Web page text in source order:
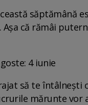
săptămână
că rămâi
4 iunie
să te întâlnești
mărunte vor